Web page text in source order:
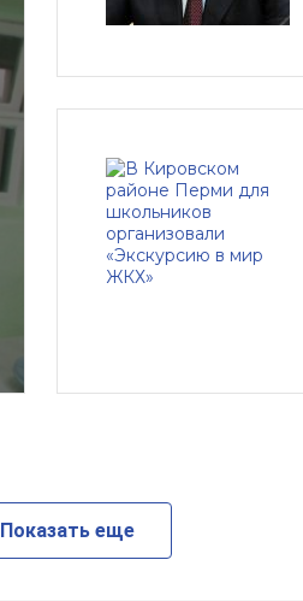
Показать еще